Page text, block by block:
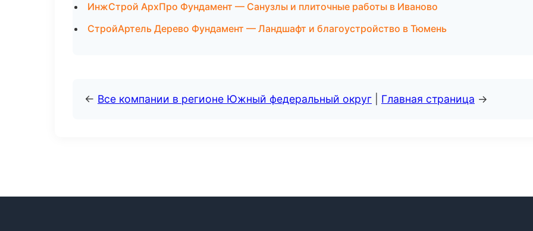
ИнжСтрой АрхПро Фундамент — Санузлы и плиточные работы в Иваново
СтройАртель Дерево Фундамент — Ландшафт и благоустройство в Тюмень
← Все компании в регионе Южный федеральный округ Главная страница →